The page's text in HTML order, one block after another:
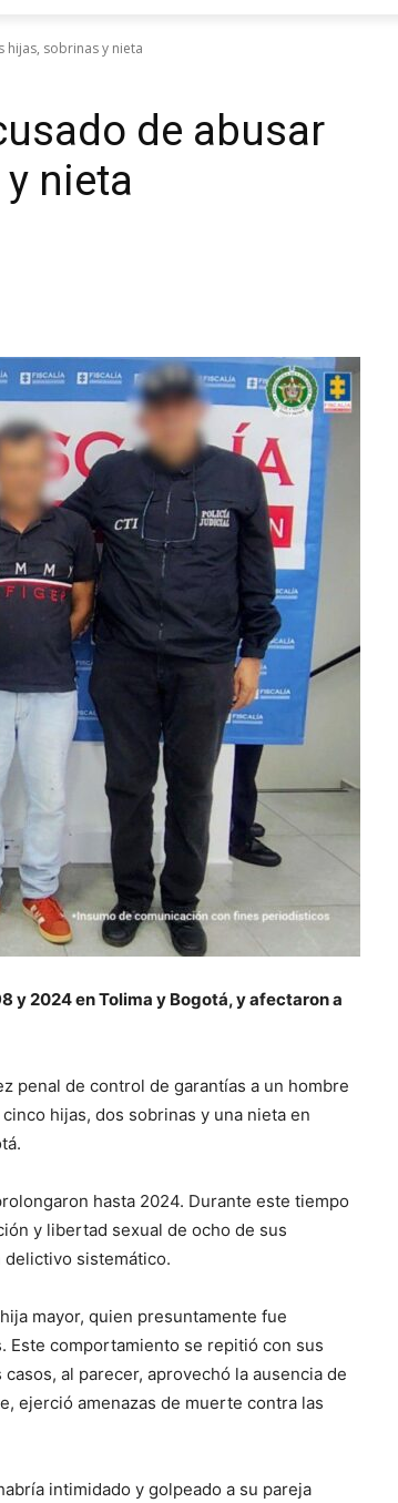
hijas, sobrinas y nieta
de abusar
nieta
y 2024 en Tolima y Bogotá, y afectaron a
penal de control de garantías a un hombre
hijas, dos sobrinas y una nieta en
hasta 2024. Durante este tiempo
y libertad sexual de ocho de sus
sistemático.
mayor, quien presuntamente fue
Este comportamiento se repitió con sus
al parecer, aprovechó la ausencia de
ejerció amenazas de muerte contra las
intimidado y golpeado a su pareja